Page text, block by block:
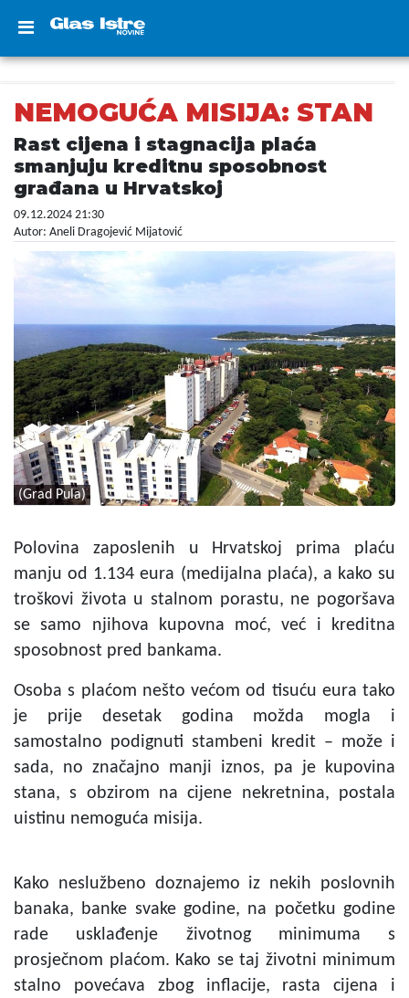
NEMOGUĆA MISIJA: STAN
Rast cijena i stagnacija plaća
smanjuju kreditnu sposobnost
građana u Hrvatskoj
09.12.2024 21:30
Autor: Aneli Dragojević Mijatović
(Grad Pula)
Polovina zaposlenih u Hrvatskoj prima plaću
manju od 1.134 eura (medijalna plaća), a kako su
troškovi života u stalnom porastu, ne pogoršava
se samo njihova kupovna moć, već i kreditna
sposobnost pred bankama.
Osoba s plaćom nešto većom od tisuću eura tako
je prije desetak godina možda mogla i
samostalno podignuti stambeni kredit – može i
sada, no značajno manji iznos, pa je kupovina
stana, s obzirom na cijene nekretnina, postala
uistinu nemoguća misija.
Kako neslužbeno doznajemo iz nekih poslovnih
banaka, banke svake godine, na početku godine
rade usklađenje životnog minimuma s
prosječnom plaćom. Kako se taj životni minimum
stalno povećava zbog inflacije, rasta cijena i